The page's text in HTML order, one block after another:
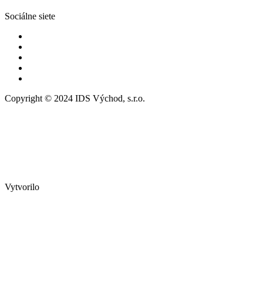
Sociálne siete
Copyright © 2024 IDS Východ, s.r.o.
Vytvorilo